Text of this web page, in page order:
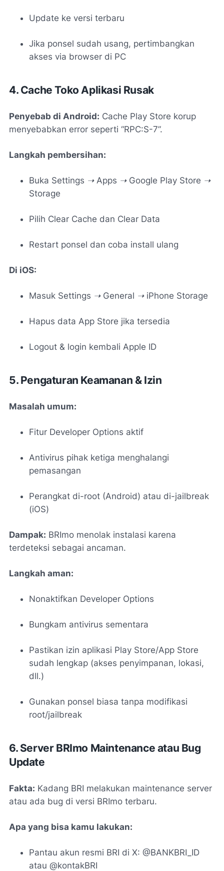
Update ke versi terbaru
Jika ponsel sudah usang, pertimbangkan
akses via browser di PC
4. Cache Toko Aplikasi Rusak
Penyebab di Android: Cache Play Store korup
menyebabkan error seperti “RPC:S-7”.
Langkah pembersihan:
Buka Settings ➝ Apps ➝ Google Play Store ➝
Storage
Pilih Clear Cache dan Clear Data
Restart ponsel dan coba install ulang
Di iOS:
Masuk Settings ➝ General ➝ iPhone Storage
Hapus data App Store jika tersedia
Logout & login kembali Apple ID
5. Pengaturan Keamanan & Izin
Masalah umum:
Fitur Developer Options aktif
Antivirus pihak ketiga menghalangi
pemasangan
Perangkat di-root (Android) atau di-jailbreak
(iOS)
Dampak: BRImo menolak instalasi karena
terdeteksi sebagai ancaman.
Langkah aman:
Nonaktifkan Developer Options
Bungkam antivirus sementara
Pastikan izin aplikasi Play Store/App Store
sudah lengkap (akses penyimpanan, lokasi,
dll.)
Gunakan ponsel biasa tanpa modifikasi
root/jailbreak
6. Server BRImo Maintenance atau Bug
Update
Fakta: Kadang BRI melakukan maintenance server
atau ada bug di versi BRImo terbaru.
Apa yang bisa kamu lakukan:
Pantau akun resmi BRI di X: @BANKBRI_ID
atau @kontakBRI